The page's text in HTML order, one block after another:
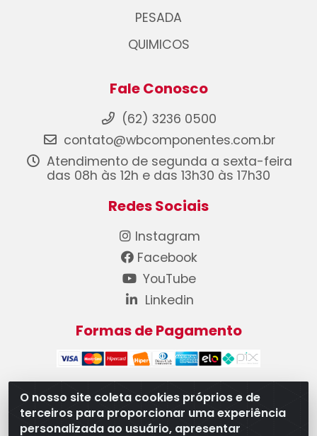
O nosso site coleta cookies próprios e de
terceiros para proporcionar uma experiência
personalizada ao usuário, apresentar
PESADA
QUIMICOS
Fale Conosco
(62) 3236 0500
contato@wbcomponentes.com.br
Atendimento de segunda a sexta-feira
das 08h às 12h e das 13h30 às 17h30
Redes Sociais
Instagram
Facebook
YouTube
Linkedin
Formas de Pagamento
WB Componentes Automotivos LTDA - CNPJ
08.528.393/0001-12 - Rua do Níquel, 667 - Parque